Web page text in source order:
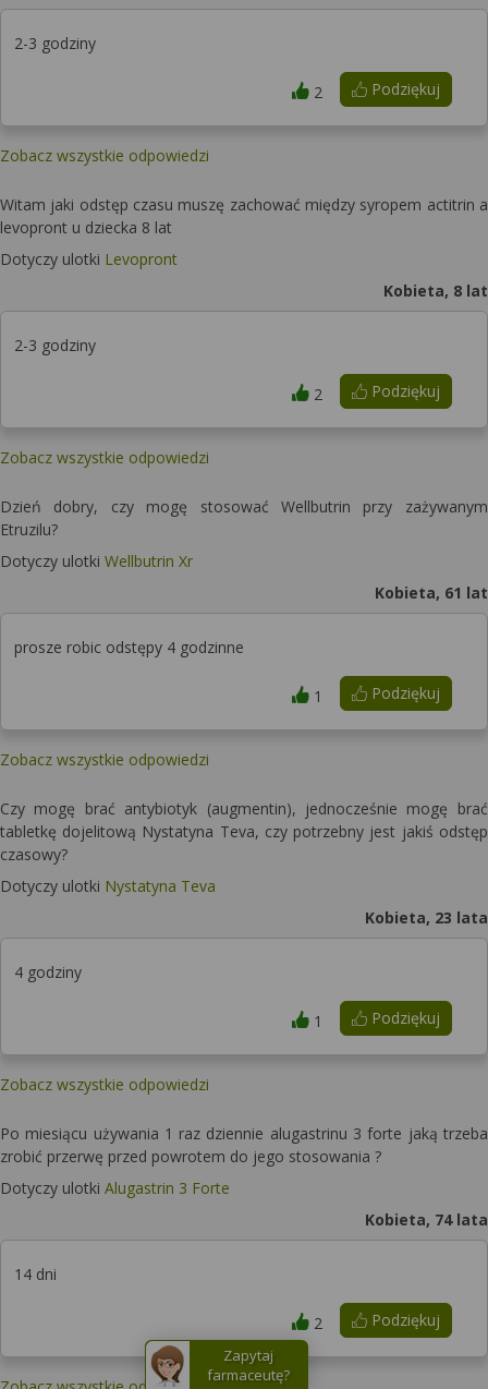
Zapytaj
farmaceutę?
2-3 godziny
Podziękuj
2
Zobacz wszystkie odpowiedzi
Witam jaki odstęp czasu muszę zachować między syropem actitrin a
levopront u dziecka 8 lat
Dotyczy ulotki Levopront
Kobieta, 8 lat
2-3 godziny
Podziękuj
2
Zobacz wszystkie odpowiedzi
Dzień dobry, czy mogę stosować Wellbutrin przy zażywanym
Etruzilu?
Dotyczy ulotki Wellbutrin Xr
Kobieta, 61 lat
prosze robic odstępy 4 godzinne
Podziękuj
1
Zobacz wszystkie odpowiedzi
Czy mogę brać antybiotyk (augmentin), jednocześnie mogę brać
tabletkę dojelitową Nystatyna Teva, czy potrzebny jest jakiś odstęp
czasowy?
Dotyczy ulotki Nystatyna Teva
Kobieta, 23 lata
4 godziny
Podziękuj
1
Zobacz wszystkie odpowiedzi
Po miesiącu używania 1 raz dziennie alugastrinu 3 forte jaką trzeba
zrobić przerwę przed powrotem do jego stosowania ?
Dotyczy ulotki Alugastrin 3 Forte
Kobieta, 74 lata
14 dni
Podziękuj
2